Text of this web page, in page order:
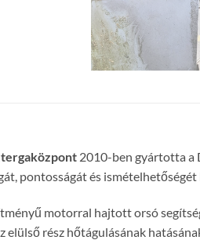
2010-ben gyártotta a
pontosságát és
motorral hajtott orsó
elülső rész hőtágulásának